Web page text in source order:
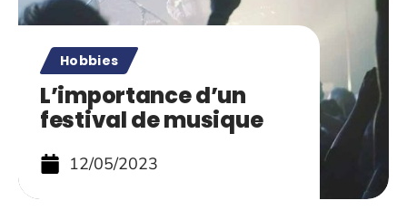
Hobbies
L’importance d’un
festival de musique
12/05/2023